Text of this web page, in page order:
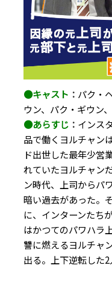
●キャスト ： パク・
ウン、パク・ギウン
●あらすじ： インス
品で働くヨルチャン
ド出世した最年少営
れていたヨルチャン
ン時代、上司からパ
暗い過去があった。
に、インターンたち
はかつてのパワハラ
讐に燃えるヨルチャ
出る。上下逆転した